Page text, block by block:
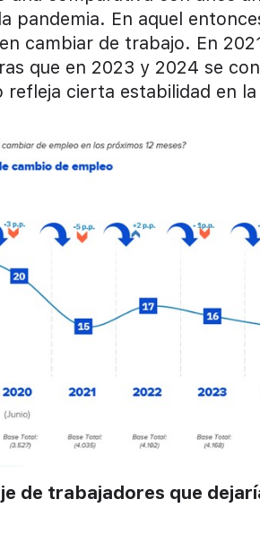
pandemia. En aquel
cambiar de trabajo. En
que en 2023 y 2024 se
cierta estabilidad en
de trabajadores que